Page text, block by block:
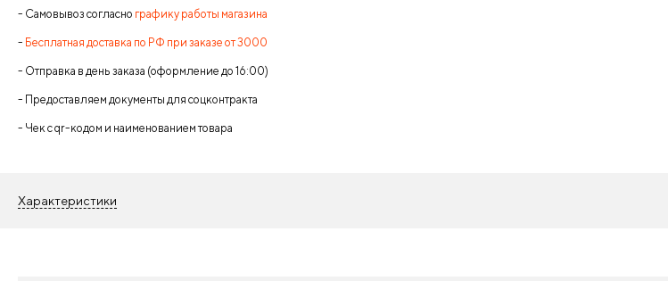
- Самовывоз согласно графику работы магазина
- Бесплатная доставка по РФ при заказе от 3000
- Отправка в день заказа (оформление до 16:00)
- Предоставляем документы для соцконтракта
- Чек с qr-кодом и наименованием товара
Характеристики